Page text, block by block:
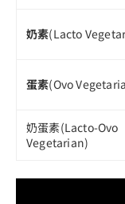
奶素(Lacto
蛋素(Ovo
奶蛋素(Lacto-Ovo
Vegetarian)